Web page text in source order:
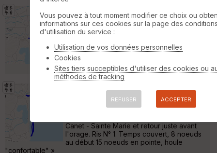
Mouillage, et repas à Ste Marie
Canet-
en-Roussillon
Sortie "repas au mouillage". Vents ENE le
matin (7-8 Nds) tournant ESE l'AM (12-13
Nds). Orages prévus en soirée ... »
Nav 2018 05 27 après midi Canet-en-
Canet - Sainte Marie et retour juste avant
l'orage. Ris N° 1. Temps couvert, 8 noeuds
au début 15 noeuds en pointe, houle
"confortable" »
Vous pouvez à tout moment modifier ce choix ou
informations sur ces cookies sur la page des
d'utilisation du service :
Utilisation de vos données personnelles
Cookies
Sites tiers succeptibles d'utiliser des cookies ou
méthodes de tracking
REFUSER ACCEPTER